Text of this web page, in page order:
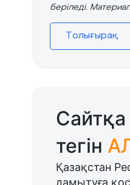
беріледі.
Толығырақ
тегін
Қазақстан
дамытуға